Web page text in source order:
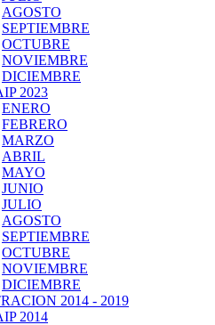
AGOSTO
SEPTIEMBRE
OCTUBRE
NOVIEMBRE
DICIEMBRE
2023
ENERO
FEBRERO
MARZO
ABRIL
MAYO
JUNIO
JULIO
AGOSTO
SEPTIEMBRE
OCTUBRE
NOVIEMBRE
DICIEMBRE
2014 - 2019
2014